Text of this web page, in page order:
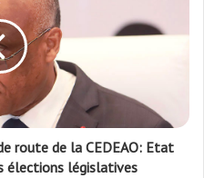
route de la CEDEAO: Etat
élections législatives